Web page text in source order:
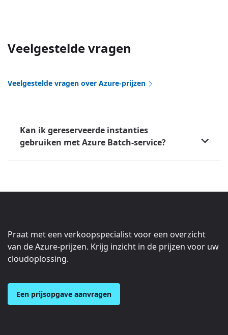
Veelgestelde vragen
Veelgestelde vragen over Azure-prijzen
Kan ik gereserveerde instanties
gebruiken met Azure Batch-service?
Praat met een verkoopspecialist voor een overzicht
van de Azure-prijzen. Krijg inzicht in de prijzen voor uw
cloudoplossing.
Een prijsopgave aanvragen